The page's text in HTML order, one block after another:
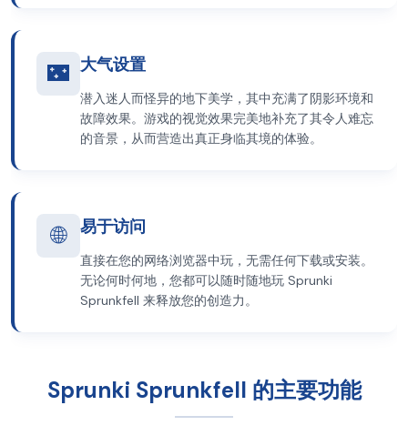
🌃 大气设置
潜入迷人而怪异的地下美学，其中充满了阴影环境和
故障效果。游戏的视觉效果完美地补充了其令人难忘
的音景，从而营造出真正身临其境的体验。
🌐 易于访问
直接在您的网络浏览器中玩，无需任何下载或安装。
无论何时何地，您都可以随时随地玩 Sprunki
Sprunkfell 来释放您的创造力。
Sprunki Sprunkfell 的主要功能